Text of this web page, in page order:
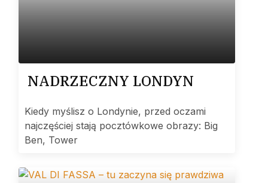
NADRZECZNY LONDYN
Kiedy myślisz o Londynie, przed oczami
najczęściej stają pocztówkowe obrazy: Big
Ben, Tower